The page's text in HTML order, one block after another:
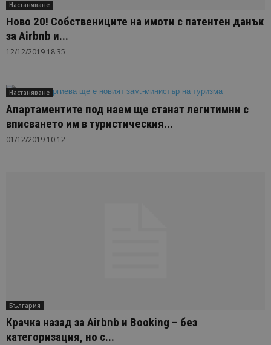
Настаняване
Ново 20! Собствениците на имоти с патентен данък
за Airbnb и...
12/12/2019 18:35
Настаняване
Апартаментите под наем ще станат легитимни с
вписването им в туристическия...
01/12/2019 10:12
България
Крачка назад за Airbnb и Booking – без
категоризация, но с...